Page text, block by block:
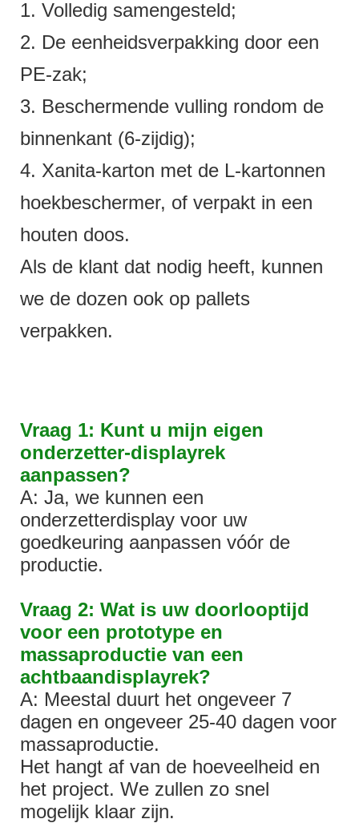
1. Volledig samengesteld;
2. De eenheidsverpakking door een
PE-zak;
3. Beschermende vulling rondom de
binnenkant (6-zijdig);
4. Xanita-karton met de L-kartonnen
hoekbeschermer, of verpakt in een
houten doos.
Als de klant dat nodig heeft, kunnen
we de dozen ook op pallets
verpakken.
Vraag 1: Kunt u mijn eigen
onderzetter-displayrek
aanpassen?
A: Ja, we kunnen een
onderzetterdisplay voor uw
goedkeuring aanpassen vóór de
productie.
Vraag 2: Wat is uw doorlooptijd
voor een prototype en
massaproductie van een
achtbaandisplayrek?
A: Meestal duurt het ongeveer 7
dagen en ongeveer 25-40 dagen voor
massaproductie.
Het hangt af van de hoeveelheid en
het project. We zullen zo snel
mogelijk klaar zijn.